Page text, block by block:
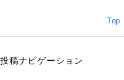
Top
投稿ナビゲーション